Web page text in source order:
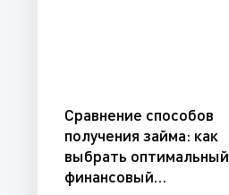
Сравнение способов
получения займа: как
выбрать оптимальный
финансовый…